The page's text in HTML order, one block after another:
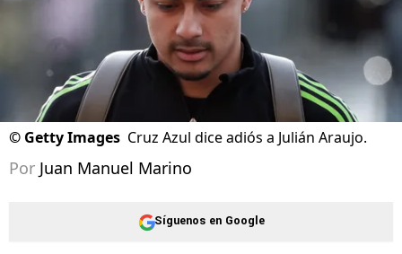
© Getty Images Cruz Azul dice adiós a Julián Araujo.
Por Juan Manuel Marino
Síguenos en Google